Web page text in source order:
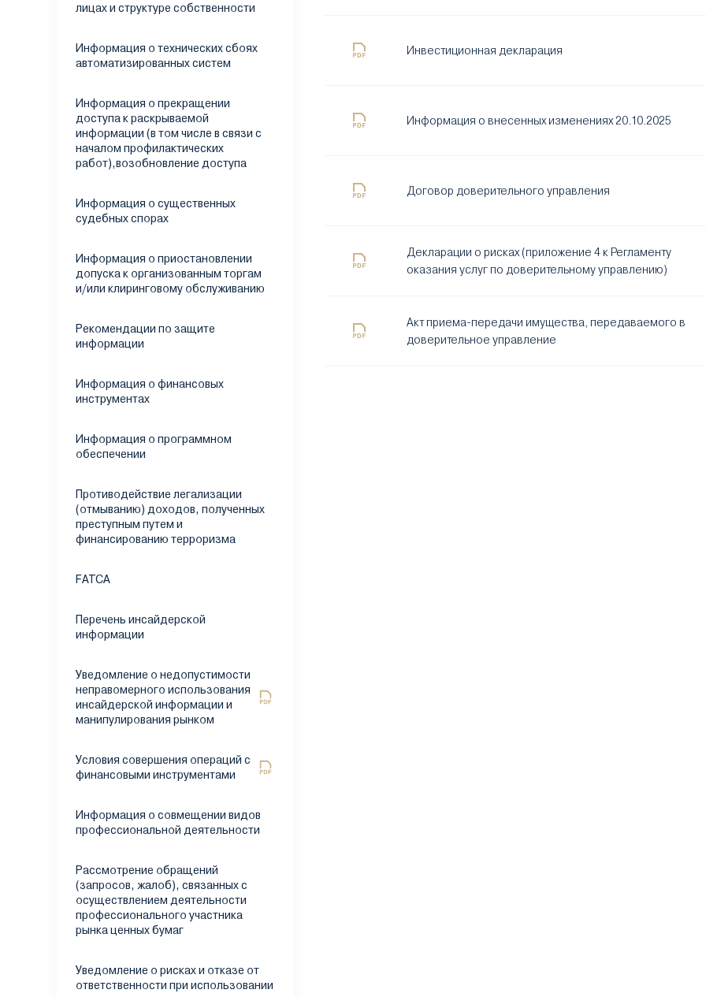
лицах и структуре собственности
Информация о технических сбоях
автоматизированных систем
Информация о прекращении
доступа к раскрываемой
информации (в том числе в связи с
началом профилактических
работ),возобновление доступа
Информация о существенных
судебных спорах
Информация о приостановлении
допуска к организованным торгам
и/или клиринговому обслуживанию
Рекомендации по защите
информации
Информация о финансовых
инструментах
Информация о программном
обеспечении
Противодействие легализации
(отмыванию) доходов, полученных
преступным путем и
финансированию терроризма
FATCA
Перечень инсайдерской
информации
Уведомление о недопустимости
неправомерного использования
инсайдерской информации и
манипулирования рынком
Условия совершения операций с
финансовыми инструментами
Информация о совмещении видов
профессиональной деятельности
Рассмотрение обращений
(запросов, жалоб), связанных с
осуществлением деятельности
профессионального участника
рынка ценных бумаг
Уведомление о рисках и отказе от
ответственности при использовании
Инвестиционная декларация
Информация о внесенных изменениях 20.10.2025
Договор доверительного управления
Декларации о рисках (приложение 4 к Регламенту
оказания услуг по доверительному управлению)
Акт приема-передачи имущества, передаваемого в
доверительное управление